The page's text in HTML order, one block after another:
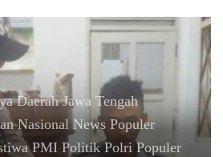
Daerah Jawa Tengah
Nasional News Populer
PMI Politik Polri Populer